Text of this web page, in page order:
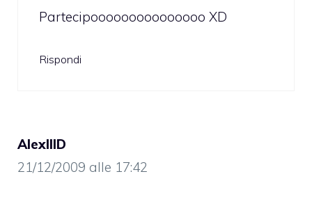
Partecipooooooooooooooo XD
Rispondi
AlexIIID
21/12/2009 alle 17:42